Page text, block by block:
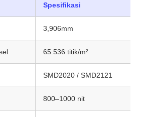
Spesifikasi
3,906mm
65.536 titik/m²
SMD2020 / SMD2121
800–1000 nit